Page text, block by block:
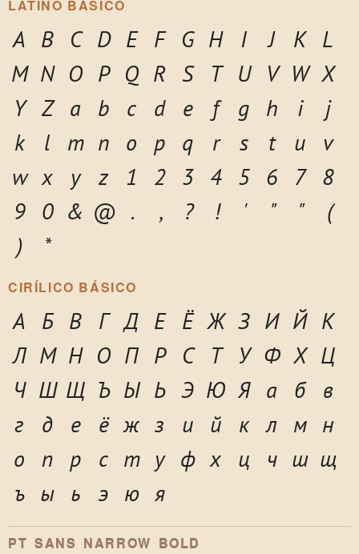
LATINO BÁSICO
A B C D E F G H I J K L
M N O P Q R S T U V W X
Y Z a b c d e f g h i
j
k
l m n o p q r s t u
v
w x y z 1 2 3 4 5 6 7 8
9 0 & @ . , ? ! ' " "
(
)
*
CIRÍLICO BÁSICO
А Б В Г Д Е Ё Ж З И Й К
Л М Н О П Р С Т У Ф Х Ц
Ч Ш Щ Ъ Ы Ь Э Ю Я а б
в
г
д е ё ж з и й к л м н
о п р с т у ф х ц ч ш щ
ъ ы ь э ю я
PT SANS NARROW BOLD